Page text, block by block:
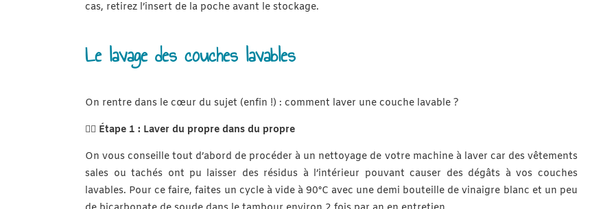
cas, retirez l’insert de la poche avant le stockage.
Le lavage des couches lavables
On rentre dans le cœur du sujet (enfin !) : comment laver une couche lavable ?
👉🏻 Étape 1 : Laver du propre dans du propre
On vous conseille tout d’abord de procéder à un nettoyage de votre machine à laver car des vêtements
sales ou tachés ont pu laisser des résidus à l’intérieur pouvant causer des dégâts à vos couches
lavables. Pour ce faire, faites un cycle à vide à 90°C avec une demi bouteille de vinaigre blanc et un peu